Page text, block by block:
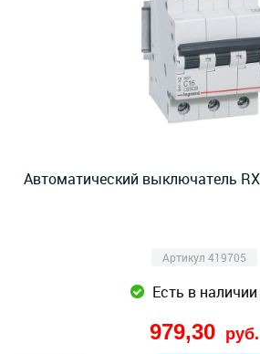
Автоматический выключатель
Артикул 419705
Есть в наличии
979,30 руб.